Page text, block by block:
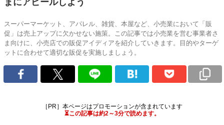
まにアピールしよう
スーパーマーケット、アパレル、雑貨、本屋など、小売業において「販
促」は売上アップに欠かせない施策。この記事では小売業を営む事業者さ
ま向けに、小売店での販促アイディアを紹介していきます。目的やターゲ
ットに合わせて適切な販促を実施しましょう。
［PR］本ページはプロモーションが含まれています
⏳この記事は約2～3分で読めます。